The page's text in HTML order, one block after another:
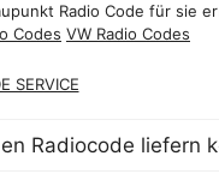
Radio Code für sie
Codes VW Radio Codes
SERVICE